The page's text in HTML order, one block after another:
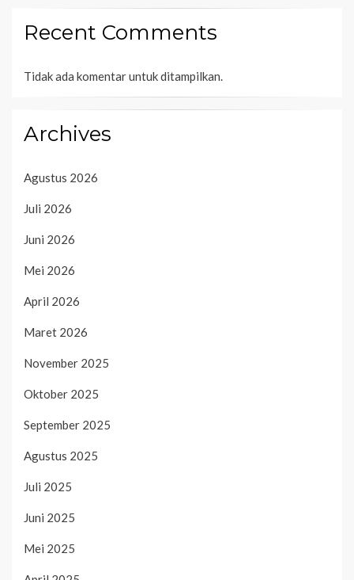
Recent Comments
Tidak ada komentar untuk ditampilkan.
Archives
Agustus 2026
Juli 2026
Juni 2026
Mei 2026
April 2026
Maret 2026
November 2025
Oktober 2025
September 2025
Agustus 2025
Juli 2025
Juni 2025
Mei 2025